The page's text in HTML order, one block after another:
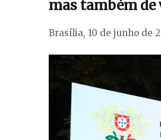
mas também
Brasília, 10 de junho de